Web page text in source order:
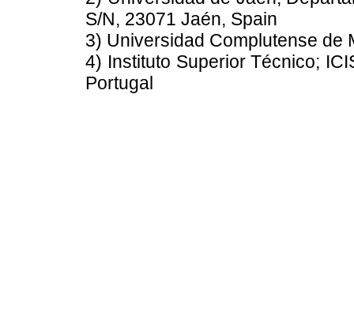
S/N, 23071 Jaén, Spain
3) Universidad Complutense de
4) Instituto Superior Técnico;
Portugal